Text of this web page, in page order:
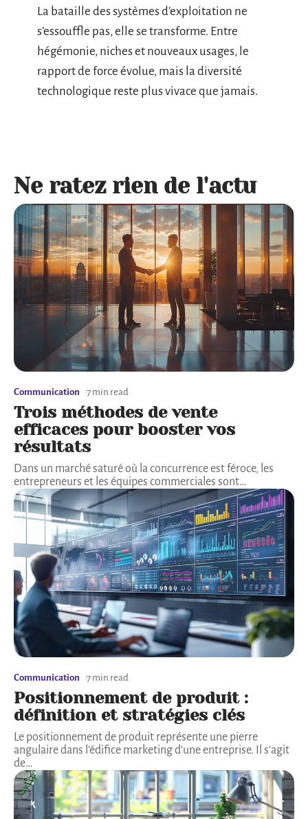
La bataille des systèmes d’exploitation ne
s’essouffle pas, elle se transforme. Entre
hégémonie, niches et nouveaux usages, le
rapport de force évolue, mais la diversité
technologique reste plus vivace que jamais.
Ne ratez rien de l'actu
Communication 7 min read
Trois méthodes de vente
efficaces pour booster vos
résultats
Dans un marché saturé où la concurrence est féroce, les
entrepreneurs et les équipes commerciales sont…
Communication 7 min read
Positionnement de produit :
définition et stratégies clés
Le positionnement de produit représente une pierre
angulaire dans l'édifice marketing d'une entreprise. Il s'agit
de…